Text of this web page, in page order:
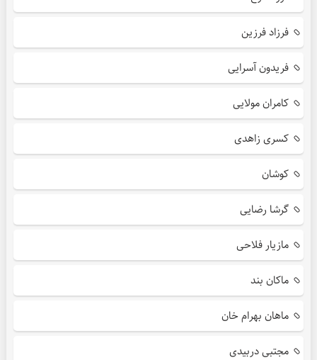
فرزاد فرزین
فریدون آسرایی
کامران مولایی
کسری زاهدی
کوشان
گرشا رضایی
مازیار فلاحی
ماکان بند
ماهان بهرام خان
مجتبی دربیدی